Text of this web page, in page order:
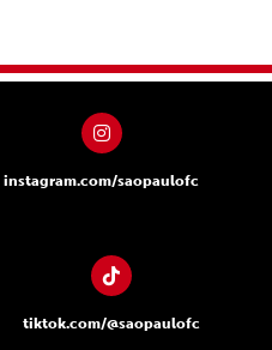
instagram.com/saopaulofc
tiktok.com/@saopaulofc